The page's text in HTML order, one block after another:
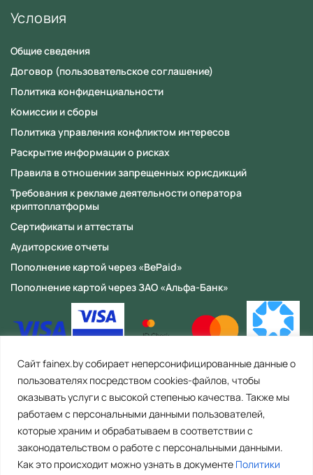
Сайт fainex.by собирает неперсонифицированные данные о
пользователях посредством cookies-файлов, чтобы
оказывать услуги с высокой степенью качества. Также мы
работаем с персональными данными пользователей,
которые храним и обрабатываем в соответствии с
законодательством о работе с персональными данными.
Как это происходит можно узнать в документе Политики
Условия
Общие сведения
Договор (пользовательское соглашение)
Политика конфиденциальности
Комиссии и сборы
Политика управления конфликтом интересов
Раскрытие информации о рисках
Правила в отношении запрещенных юрисдикций
Требования к рекламе деятельности оператора
криптоплатформы
Сертификаты и аттестаты
Аудиторские отчеты
Пополнение картой через «BePaid»
Пополнение картой через ЗАО «Альфа-Банк»
ООО «Файнекс» Республика Беларусь, 223056, Минская область,